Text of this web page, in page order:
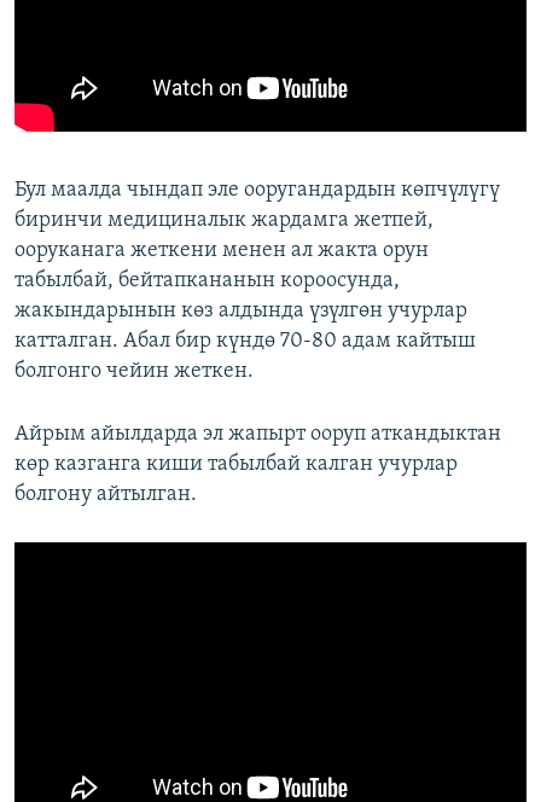
Бул маалда чындап эле ооругандардын көпчүлүгү
биринчи медициналык жардамга жетпей,
ооруканага жеткени менен ал жакта орун
табылбай, бейтапкананын короосунда,
жакындарынын көз алдында үзүлгөн учурлар
катталган. Абал бир күндө 70-80 адам кайтыш
болгонго чейин жеткен.
Айрым айылдарда эл жапырт ооруп аткандыктан
көр казганга киши табылбай калган учурлар
болгону айтылган.